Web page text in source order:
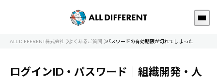
ALL DIFFERENT株式会社 よくあるご質問 パスワードの有効期限が切れてしまった
ログインID・パスワード｜組織開発・人